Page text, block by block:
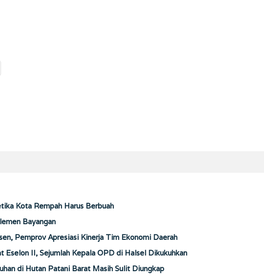
Kota Rempah Harus Berbuah
Bayangan
Pemprov Apresiasi Kinerja Tim Ekonomi Daerah
Eselon II, Sejumlah Kepala OPD di Halsel Dikukuhkan
di Hutan Patani Barat Masih Sulit Diungkap